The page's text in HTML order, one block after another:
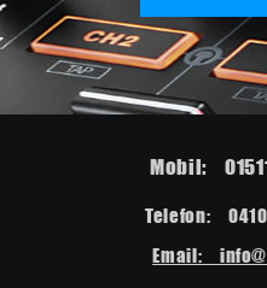
Telefon:
Mobil:
Email: